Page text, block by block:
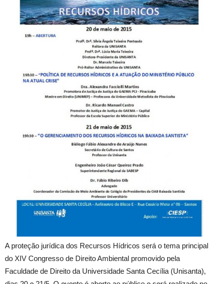
A proteção jurídica dos Recursos Hídricos será o tema principal
do XIV Congresso de Direito Ambiental promovido pela
Faculdade de Direito da Universidade Santa Cecília (Unisanta),